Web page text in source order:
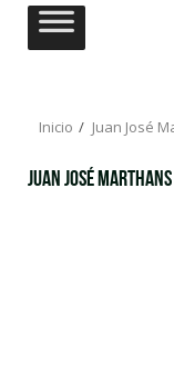
Saltar
Inicio Juan José
Juan José Marthans